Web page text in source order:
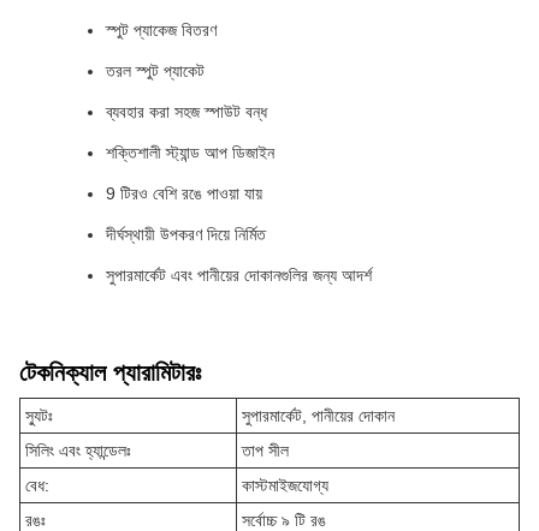
স্পুট প্যাকেজ বিতরণ
তরল স্পুট প্যাকেট
ব্যবহার করা সহজ স্পাউট বন্ধ
শক্তিশালী স্ট্যান্ড আপ ডিজাইন
9 টিরও বেশি রঙে পাওয়া যায়
দীর্ঘস্থায়ী উপকরণ দিয়ে নির্মিত
সুপারমার্কেট এবং পানীয়ের দোকানগুলির জন্য আদর্শ
টেকনিক্যাল প্যারামিটারঃ
স্যুটঃ
সুপারমার্কেট, পানীয়ের দোকান
সিলিং এবং হ্যান্ডেলঃ
তাপ সীল
বেধ:
কাস্টমাইজযোগ্য
রঙঃ
সর্বোচ্চ ৯ টি রঙ